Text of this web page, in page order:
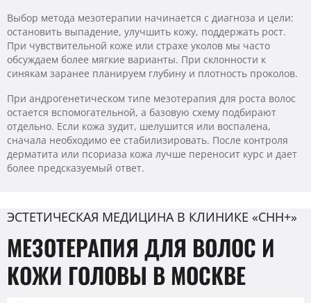
Выбор метода мезотерапии начинается с диагноза и цели:
остановить выпадение, улучшить кожу, поддержать рост.
При чувствительной коже или страхе уколов мы часто
обсуждаем более мягкие варианты. При склонности к
синякам заранее планируем глубину и плотность проколов.
При андрогенетическом типе мезотерапия для роста волос
остается вспомогательной, а базовую схему подбирают
отдельно. Если кожа зудит, шелушится или воспалена,
сначала необходимо ее стабилизировать. После контроля
дерматита или псориаза кожа лучше переносит курс и дает
более предсказуемый ответ.
ЭСТЕТИЧЕСКАЯ МЕДИЦИНА В КЛИНИКЕ «CHH+»
МЕЗОТЕРАПИЯ ДЛЯ ВОЛОС И
КОЖИ ГОЛОВЫ В МОСКВЕ